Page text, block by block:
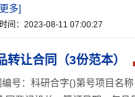
多]
间：2023-08-11 07:00:27
转让合同（3份范本）
编号：科研合字()第号项目名